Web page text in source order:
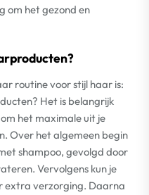
om het gezond en
routine voor stijl haar is:
Het is belangrijk
het maximale uit je
Over het algemeen begin
shampoo, gevolgd door
Vervolgens kun je
extra verzorging. Daarna